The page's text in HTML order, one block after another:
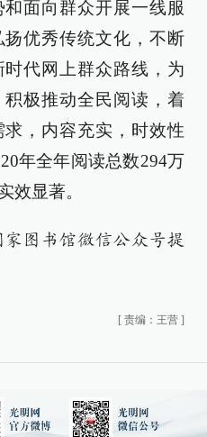
面向群众开展一线服
优秀传统文化，不断
代网上群众路线，为
极推动全民阅读，着
，内容充实，时效性
年全年阅读总数294万
效显著。
家图书馆微信公众号提
[ 责编：王营 ]